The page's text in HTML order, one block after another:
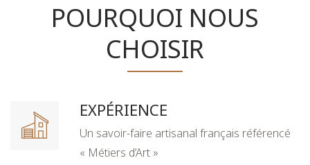
POURQUOI NOUS
CHOISIR
EXPÉRIENCE
Un savoir-faire artisanal français référencé
« Métiers d’Art »